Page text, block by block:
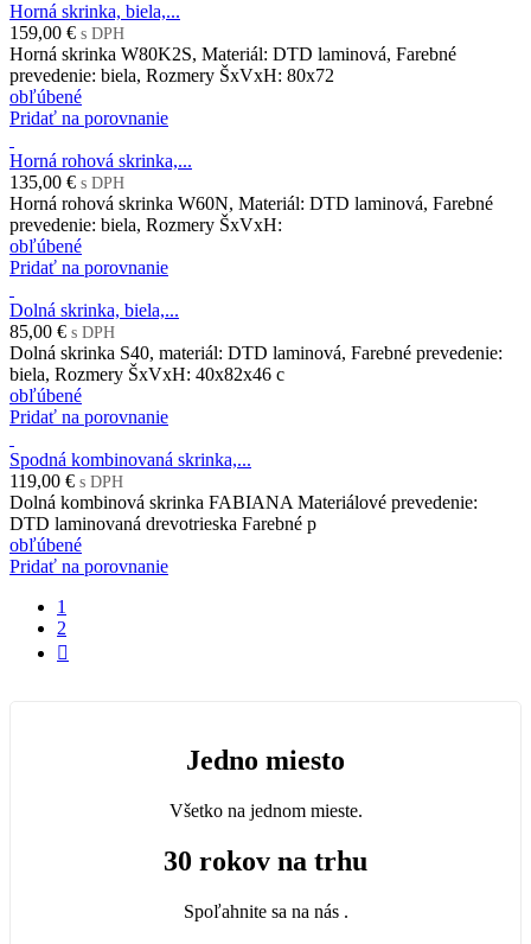
Horná skrinka, biela,...
159,00 € s DPH
Horná skrinka W80K2S, Materiál: DTD laminová, Farebné
prevedenie: biela, Rozmery ŠxVxH: 80x72
obľúbené
Pridať na porovnanie
Horná rohová skrinka,...
135,00 € s DPH
Horná rohová skrinka W60N, Materiál: DTD laminová, Farebné
prevedenie: biela, Rozmery ŠxVxH:
obľúbené
Pridať na porovnanie
Dolná skrinka, biela,...
85,00 € s DPH
Dolná skrinka S40, materiál: DTD laminová, Farebné prevedenie:
biela, Rozmery ŠxVxH: 40x82x46 c
obľúbené
Pridať na porovnanie
Spodná kombinovaná skrinka,...
119,00 € s DPH
Dolná kombinová skrinka FABIANA Materiálové prevedenie:
DTD laminovaná drevotrieska Farebné p
obľúbené
Pridať na porovnanie
1
2

Jedno miesto
Všetko na jednom mieste.
30 rokov na trhu
Spoľahnite sa na nás .